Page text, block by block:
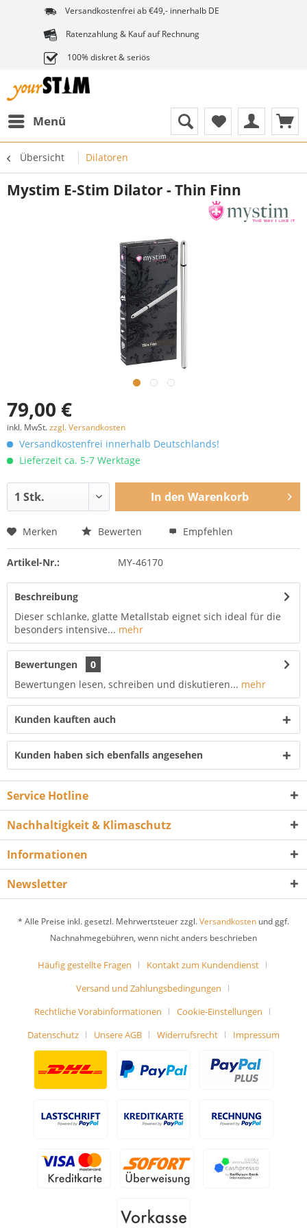
Versandkostenfrei ab €49,- innerhalb DE
Ratenzahlung & Kauf auf Rechnung
100% diskret & seriös
Menü
Übersicht Dilatoren
Mystim E-Stim Dilator - Thin Finn
79,00 €
inkl. MwSt.zzgl. Versandkosten
Versandkostenfrei innerhalb Deutschlands!
Lieferzeit ca. 5-7 Werktage
In den Warenkorb
Merken Bewerten Empfehlen
Artikel-Nr.: MY-46170
Beschreibung
Dieser schlanke, glatte Metallstab eignet sich ideal für die
besonders intensive... mehr
Bewertungen
0
Bewertungen lesen, schreiben und diskutieren... mehr
Kunden kauften auch
Kunden haben sich ebenfalls angesehen
Service Hotline
Nachhaltigkeit & Klimaschutz
Informationen
Newsletter
* Alle Preise inkl. gesetzl. Mehrwertsteuer zzgl.Versandkosten und ggf.
Nachnahmegebühren, wenn nicht anders beschrieben
Häufig gestellte Fragen
Kontakt zum Kundendienst
Versand und Zahlungsbedingungen
Rechtliche Vorabinformationen
Cookie-Einstellungen
Datenschutz
Unsere AGB Widerrufsrecht Impressum